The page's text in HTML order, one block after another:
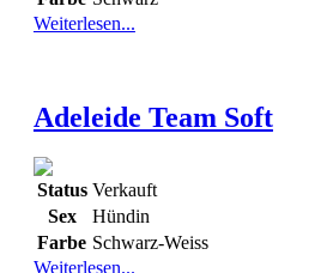
Weiterlesen...
Adeleide Team Soft
Status Verkauft
Sex
Hündin
Farbe Schwarz-Weiss
Weiterlesen...